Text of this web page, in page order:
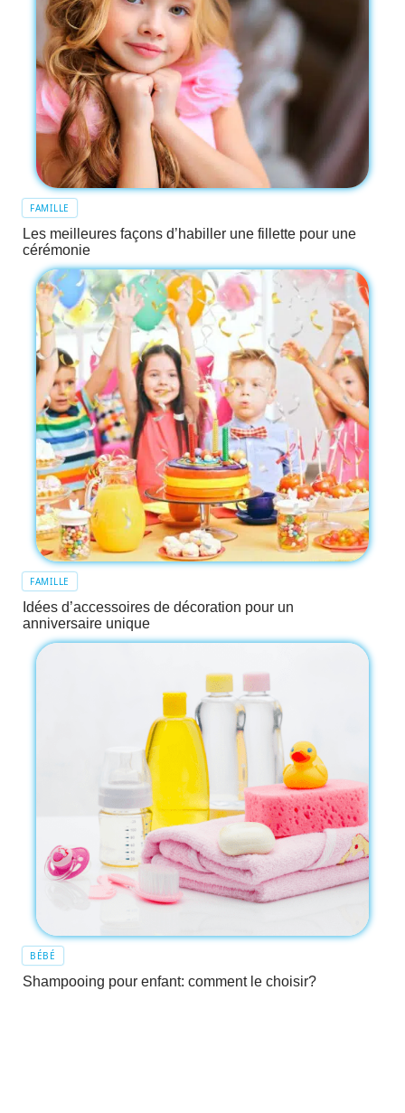
FAMILLE
Les meilleures façons d’habiller une fillette pour une
cérémonie
FAMILLE
Idées d’accessoires de décoration pour un
anniversaire unique
BÉBÉ
Shampooing pour enfant: comment le choisir?